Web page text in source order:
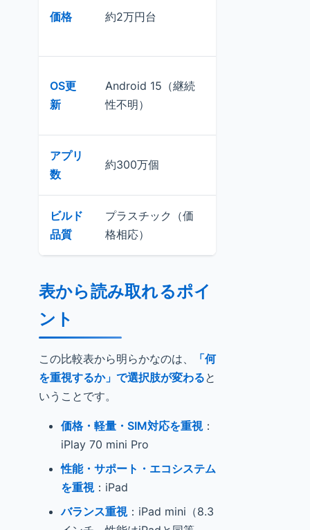
価格 約2万円台
OS更
新
Android 15（継続
性不明）
アプリ
数
約300万個
ビルド
品質
プラスチック（価
格相応）
表から読み取れるポイ
ント
この比較表から明らかなのは、
「何
を重視するか」で選択肢が変わると
いうことです。
価格・軽量・SIM対応を重視：
iPlay 70 mini Pro
性能・サポート・エコシステム
を重視：iPad
バランス重視：iPad mini（8.3